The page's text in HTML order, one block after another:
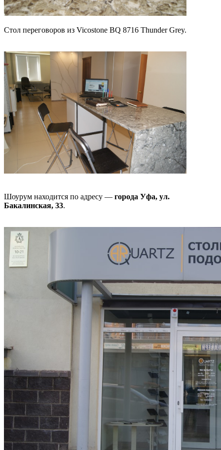
Стол переговоров из Vicostone BQ 8716 Thunder Grey.
Шоурум находится по адресу — города Уфа, ул.
Бакалинская, 33.